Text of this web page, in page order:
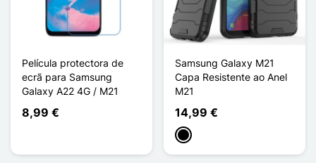
Película protectora de
ecrã para Samsung
Galaxy A22 4G / M21
8,99 €
Samsung Galaxy M21
Capa Resistente ao Anel
M21
14,99 €
Preto